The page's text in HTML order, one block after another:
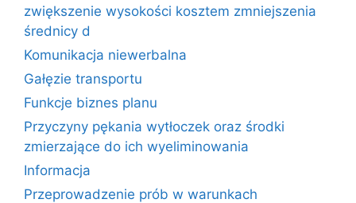
zwiększenie wysokości kosztem zmniejszenia
średnicy d
Komunikacja niewerbalna
Gałęzie transportu
Funkcje biznes planu
Przyczyny pękania wytłoczek oraz środki
zmierzające do ich wyeliminowania
Informacja
Przeprowadzenie prób w warunkach